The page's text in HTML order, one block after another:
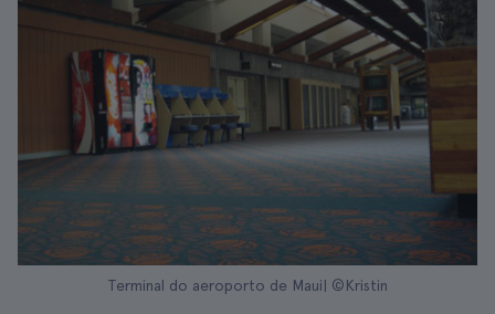
Terminal do aeroporto de Maui| ©Kristin